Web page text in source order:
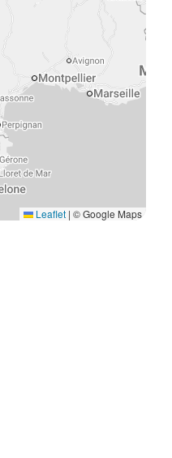
Leaflet | © Google Maps